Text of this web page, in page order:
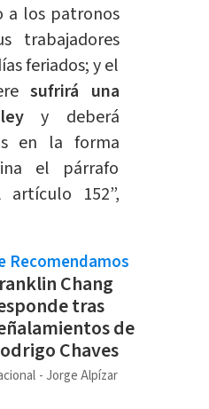
a los patronos
trabajadores
feriados; y el
sufrirá una
y deberá
en la forma
el párrafo
artículo 152”,
Recomendamos
Chang
tras
de
Chaves
Jorge Alpízar